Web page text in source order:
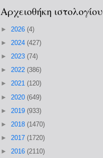
Αρχειοθήκη ιστολογίου
► 2026 (4)
► 2024 (427)
► 2023 (74)
► 2022 (386)
► 2021 (120)
► 2020 (649)
► 2019 (933)
► 2018 (1470)
► 2017 (1720)
► 2016 (2110)